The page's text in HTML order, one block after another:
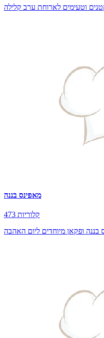
וטעימים לארוחת ערב קלילה
מאפינס בננה
473 קלוריות
בננה ופקאן מיוחדים ליום האהבה